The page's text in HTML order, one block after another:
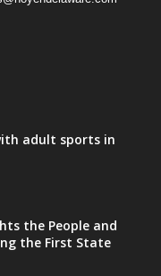
adult sports in
the People and
the First State